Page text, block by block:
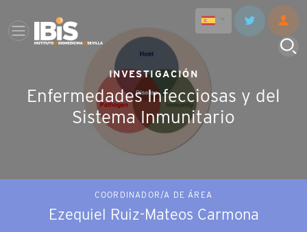
INVESTIGACIÓN
Enfermedades Infecciosas y del
Sistema Inmunitario
COORDINADOR/A DE ÁREA
Ezequiel Ruiz-Mateos Carmona